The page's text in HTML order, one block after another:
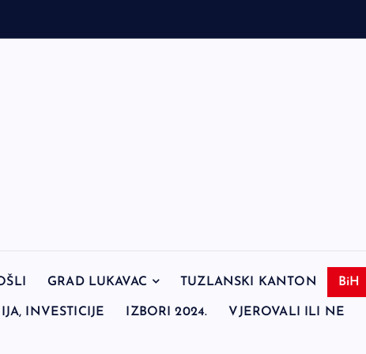
GRAD LUKAVAC TUZLANSKI KANTON BiH
INVESTICIJE IZBORI 2024. VJEROVALI ILI NE